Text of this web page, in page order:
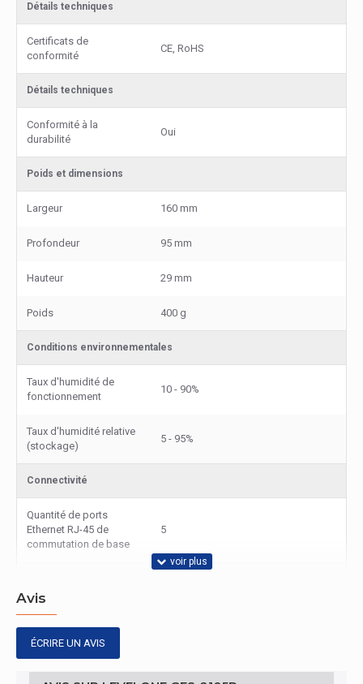
Détails techniques
Certificats de
conformité
CE, RoHS
Détails techniques
Conformité à la
durabilité
Oui
Poids et dimensions
Largeur 160 mm
Profondeur 95 mm
Hauteur 29 mm
Poids 400 g
Conditions environnementales
Taux d'humidité de
fonctionnement
10 - 90%
Taux d'humidité relative
(stockage)
5 - 95%
Connectivité
Quantité de ports
Ethernet RJ-45 de
commutation de base
5
RJ-45 de commutation
quantité de ports SFP
Avis
ÉCRIRE UN AVIS